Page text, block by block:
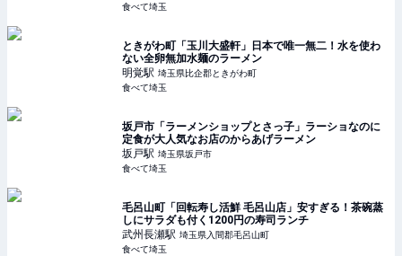
食べて埼玉
ときがわ町「玉川大盛軒」日本で唯一無二！水を使わ
ない全卵無加水麺のラーメン
明覚駅 埼玉県比企郡ときがわ町
食べて埼玉
坂戸市「ラーメンショップとさっ子」ラーショなのに
定食が大人気なお店のからあげラーメン
坂戸駅 埼玉県坂戸市
食べて埼玉
毛呂山町「回転寿し活鮮 毛呂山店」安すぎる！茶碗蒸
しにサラダも付く1200円の寿司ランチ
武州長瀬駅 埼玉県入間郡毛呂山町
食べて埼玉